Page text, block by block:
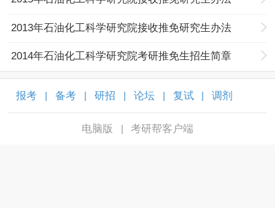
2013年石油化工科学研究院接收推免研究生办法
2014年石油化工科学研究院考研推免生招生简章
报考 备考 研招 论坛 复试 调剂
电脑版 考研帮客户端